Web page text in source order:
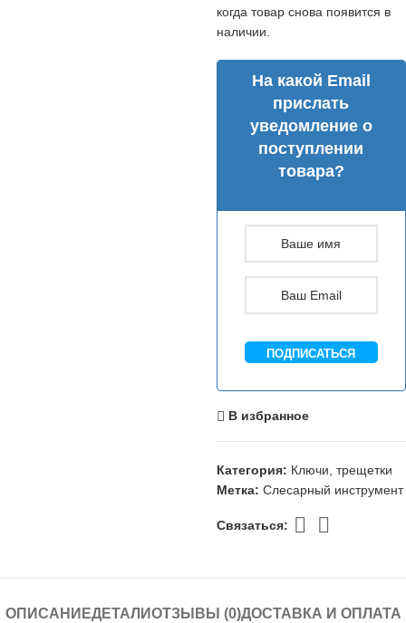
когда товар снова появится в
наличии.
На какой Email
прислать
уведомление о
поступлении
товара?
ПОДПИСАТЬСЯ
В избранное
Категория: Ключи, трещетки
Метка: Слесарный инструмент
Связаться:
ОПИСАНИЕДЕТАЛИОТЗЫВЫ (0)ДОСТАВКА И ОПЛАТА